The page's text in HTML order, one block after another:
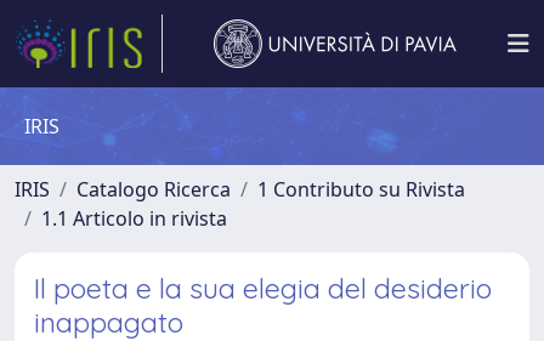
IRIS
IRIS Catalogo Ricerca
1 Contributo su Rivista
1.1 Articolo in rivista
Il poeta e la sua elegia del desiderio
inappagato